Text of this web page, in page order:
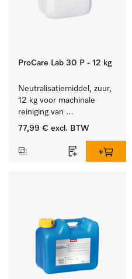
ProCare Lab 30 P - 12 kg
Neutralisatiemiddel, zuur,
12 kg voor machinale
reiniging van
laboratoriumglaswerk en -
77,99 € excl. BTW